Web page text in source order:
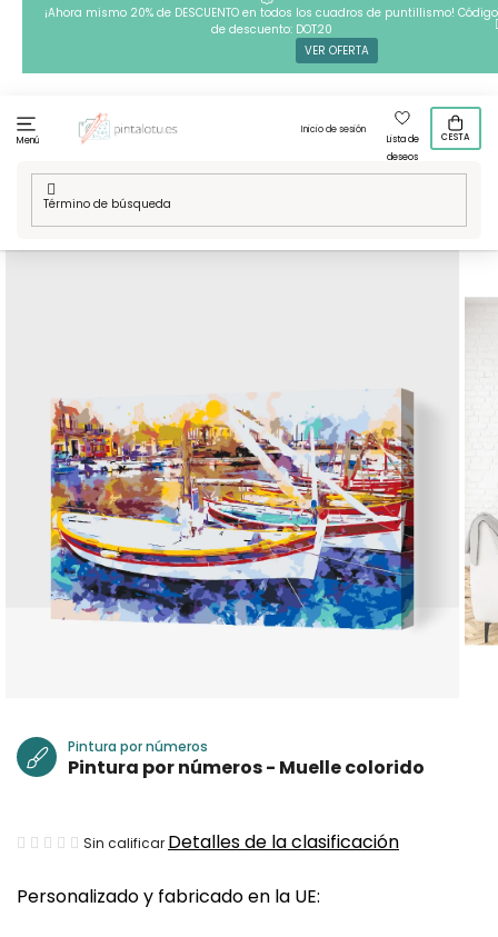
contenido
¡Ahora mismo 20% de DESCUENTO en todos los cuadros de puntillismo! Código
de descuento: DOT20
VER OFERTA
Menú
Inicio de sesión
Lista de
deseos
CESTA
Inicio
/ Técnicas / Pintura por números / Pintura por números
- Muelle colorido
Personalizado y fabricado en la UE:
Pintura por números
Pintura por números - Muelle colorido
La
media
Sin calificar Detalles de la clasificación